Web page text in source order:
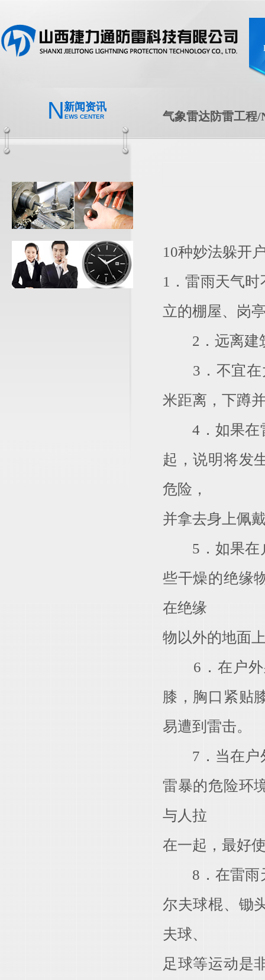
NEWS CENTER
新闻资讯
气象雷达防雷工程/
10种妙法躲开
1．雷雨天气
立的棚屋、岗
2．远离建筑
3．不宜在大
米距离，下蹲
4．如果在雷
起，说明将发
危险，
并拿去身上佩
5．如果在户
些干燥的绝缘
在绝缘
物以外的地面
6．在户外
膝，胸口紧贴
易遭到雷击。
7．当在户外
雷暴的危险环
与人拉
在一起，最好
8．在雷雨天
尔夫球棍、锄
夫球、
足球等运动是